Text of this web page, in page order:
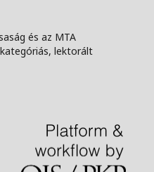
és az MTA
lektorált